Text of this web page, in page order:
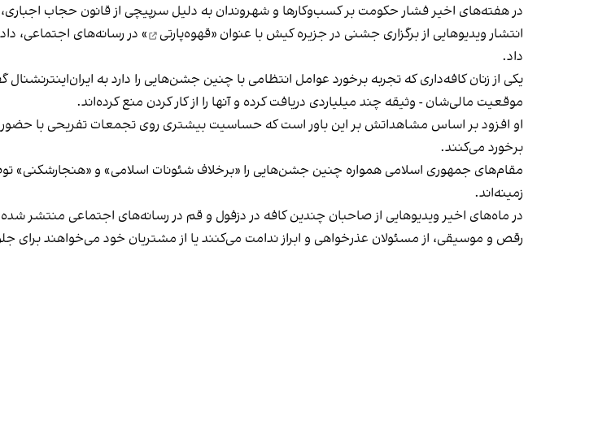
در هفته‌های اخیر فشار حکومت بر کسب‌وکارها و شهروندان به دلیل سرپیچی از قانون حجاب
انتشار ویدیوهایی از برگزاری جشنی در جزیره کیش با عنوان «قهوه‌پارتی
» در رسانه‌های اجتماعی،
داد.
یکی از زنان کافه‌داری که تجربه برخورد عوامل انتظامی با چنین جشن‌هایی را دارد به
موقعیت مالی‌شان - وثیقه چند میلیاردی دریافت کرده و آنها را از کار کردن منع کرده‌اند.
او افزود بر اساس مشاهداتش بر این باور است که حساسیت بیشتری روی تجمعات تفریحی با حضور
برخورد می‌کنند.
مقام‌های جمهوری اسلامی همواره چنین جشن‌هایی را «برخلاف شئونات اسلامی» و «هنجارشکنی»
زمینه‌اند.
در ماه‌های اخیر ویدیوهایی از صاحبان چندین کافه در دزفول و قم در رسانه‌های اجتماعی منتشر
رقص و موسیقی، از مسئولان عذرخواهی و ابراز ندامت می‌کنند یا از مشتریان خود می‌خواهند برای